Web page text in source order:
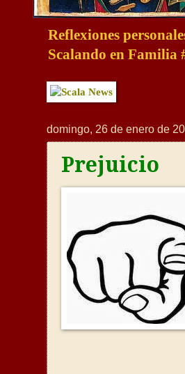
Reflexiones
Scalando en Familia
domingo, 26 de enero de
Prejuicio